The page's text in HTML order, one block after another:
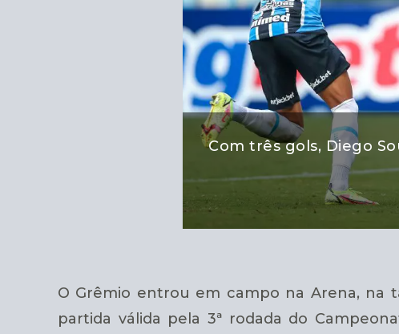
Com três gols, Diego
O Grêmio entrou em campo na Arena, na
partida válida pela 3ª rodada do